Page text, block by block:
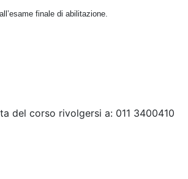
finale di abilitazione.
del corso rivolgersi a: 011 3400410